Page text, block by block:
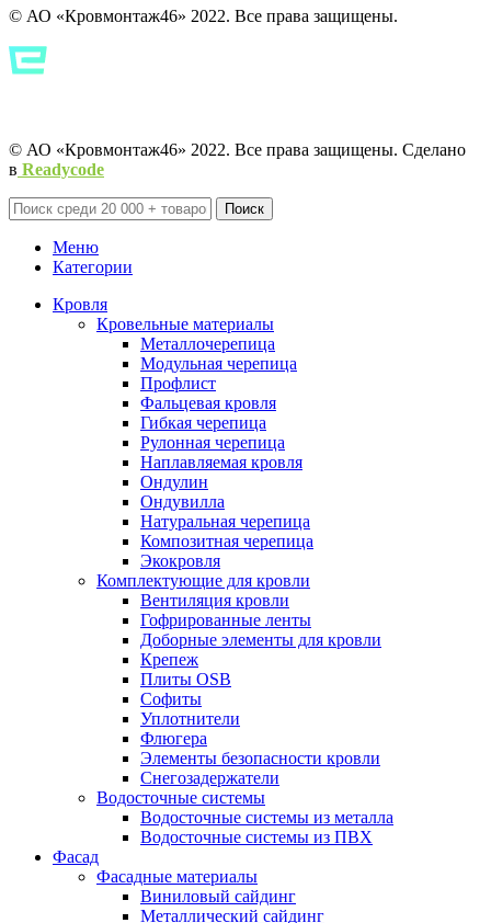
© АО «Кровмонтаж46» 2022. Все права защищены.
© АО «Кровмонтаж46» 2022. Все права защищены. Сделано
в Readycode
Поиск
Меню
Категории
Кровля
Кровельные материалы
Металлочерепица
Модульная черепица
Профлист
Фальцевая кровля
Гибкая черепица
Рулонная черепица
Наплавляемая кровля
Ондулин
Ондувилла
Натуральная черепица
Композитная черепица
Экокровля
Комплектующие для кровли
Вентиляция кровли
Гофрированные ленты
Доборные элементы для кровли
Крепеж
Плиты OSB
Софиты
Уплотнители
Флюгера
Элементы безопасности кровли
Снегозадержатели
Водосточные системы
Водосточные системы из металла
Водосточные системы из ПВХ
Фасад
Фасадные материалы
Виниловый сайдинг
Металлический сайдинг